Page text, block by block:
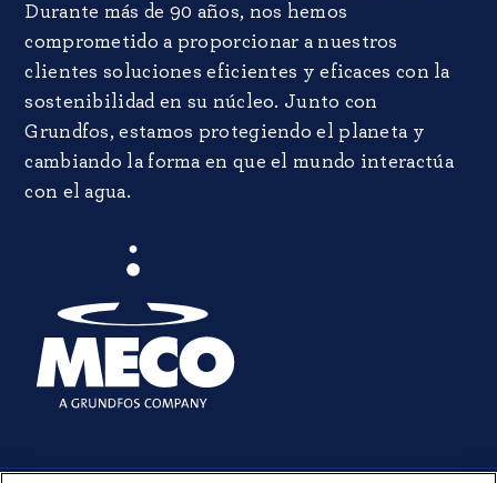
Durante más de 90 años, nos hemos
comprometido a proporcionar a nuestros
clientes soluciones eficientes y eficaces con la
sostenibilidad en su núcleo. Junto con
Grundfos, estamos protegiendo el planeta y
cambiando la forma en que el mundo interactúa
con el agua.